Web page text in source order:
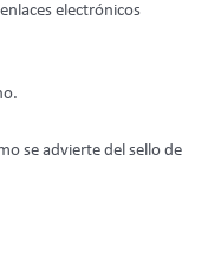
electrónicos
se advierte del sello de